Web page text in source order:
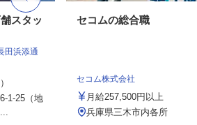
スタッ
田浜添通
1-25（地
セコムの総合職
セコム株式会社
月給257,500円以上
兵庫県三木市内各所